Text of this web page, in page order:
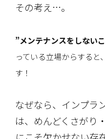
その考え…。
”メンテナンスをしない
っている立場からする
す！
なぜなら、インプラ
は、めんどくさがり